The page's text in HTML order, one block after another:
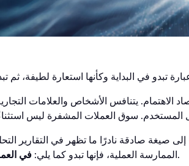
تبدو في البداية وكأنها استعارة لطيفة،
الاهتمام. يتنافس الأشخاص والعلامات
إلى صيغة صادقة نادرًا ما تظهر في التقارير
الممارسة العملية، فإنها تبدو كما يلي: في
.